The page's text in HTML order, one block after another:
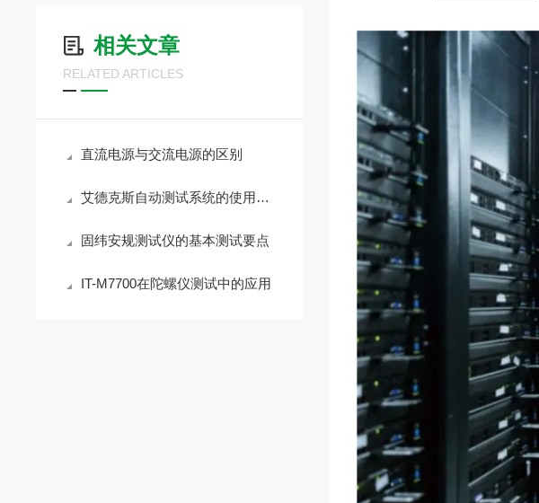
相关文章
RELATED ARTICLES
直流电源与交流电源的区别
艾德克斯自动测试系统的使用方法
固纬安规测试仪的基本测试要点
IT-M7700在陀螺仪测试中的应用